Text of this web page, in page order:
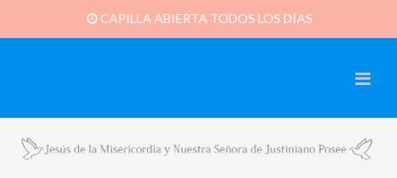
CAPILLA ABIERTA TODOS LOS DÍAS